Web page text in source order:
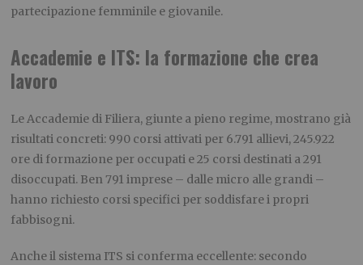
partecipazione femminile e giovanile.
Accademie e ITS: la formazione che crea
lavoro
Le Accademie di Filiera, giunte a pieno regime, mostrano già
risultati concreti: 990 corsi attivati per 6.791 allievi, 245.922
ore di formazione per occupati e 25 corsi destinati a 291
disoccupati. Ben 791 imprese – dalle micro alle grandi –
hanno richiesto corsi specifici per soddisfare i propri
fabbisogni.
Anche il sistema ITS si conferma eccellente: secondo